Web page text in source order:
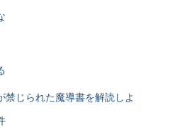
禁じられた魔導書を解読しよ